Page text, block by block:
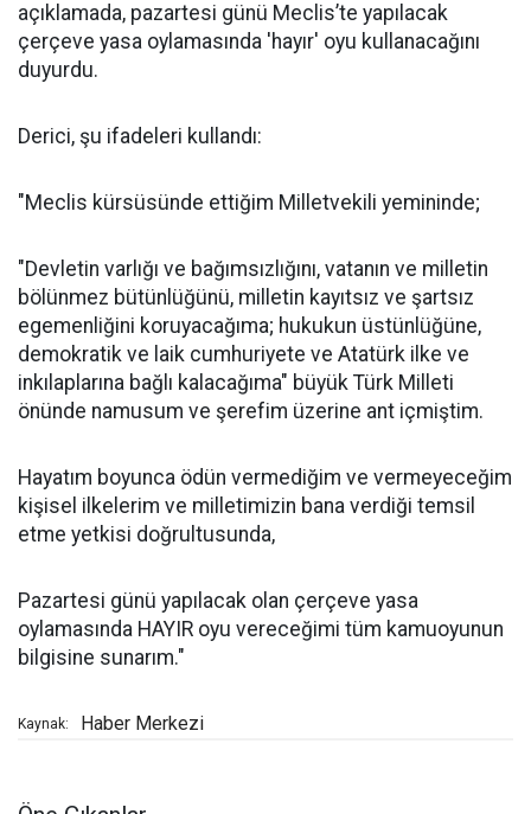
açıklamada, pazartesi günü Meclis’te yapılacak
çerçeve yasa oylamasında 'hayır' oyu kullanacağını
duyurdu.
Derici, şu ifadeleri kullandı:
"Meclis kürsüsünde ettiğim Milletvekili yemininde;
"Devletin varlığı ve bağımsızlığını, vatanın ve milletin
bölünmez bütünlüğünü, milletin kayıtsız ve şartsız
egemenliğini koruyacağıma; hukukun üstünlüğüne,
demokratik ve laik cumhuriyete ve Atatürk ilke ve
inkılaplarına bağlı kalacağıma" büyük Türk Milleti
önünde namusum ve şerefim üzerine ant içmiştim.
Hayatım boyunca ödün vermediğim ve vermeyeceğim
kişisel ilkelerim ve milletimizin bana verdiği temsil
etme yetkisi doğrultusunda,
Pazartesi günü yapılacak olan çerçeve yasa
oylamasında HAYIR oyu vereceğimi tüm kamuoyunun
bilgisine sunarım."
Kaynak: Haber Merkezi